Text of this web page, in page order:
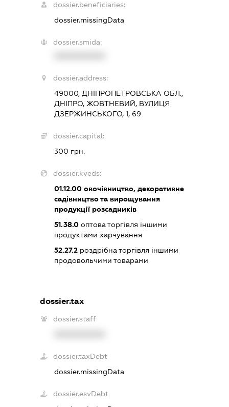
dossier.beneficiaries:
dossier.missingData
dossier.smida:
dossier.address:
49000, ДНІПРОПЕТРОВСЬКА ОБЛ.,
ДНІПРО, ЖОВТНЕВИЙ, ВУЛИЦЯ
ДЗЕРЖИНСЬКОГО, 1, 69
dossier.capital:
300 грн.
dossier.kveds:
01.12.00 овочівництво, декоративне
садівництво та вирощування
продукції розсадників
51.38.0 оптова торгівля іншими
продуктами харчування
52.27.2 роздрібна торгівля іншими
продовольчими товарами
dossier.tax
dossier.staff
dossier.taxDebt
dossier.missingData
dossier.esvDebt